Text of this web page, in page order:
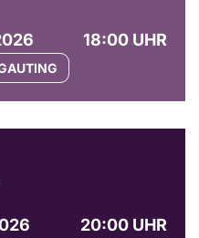
18:00 UHR
20:00 UHR